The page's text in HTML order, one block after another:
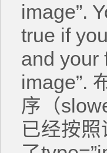
image”.
true if
and your
image”.
序（
已经按